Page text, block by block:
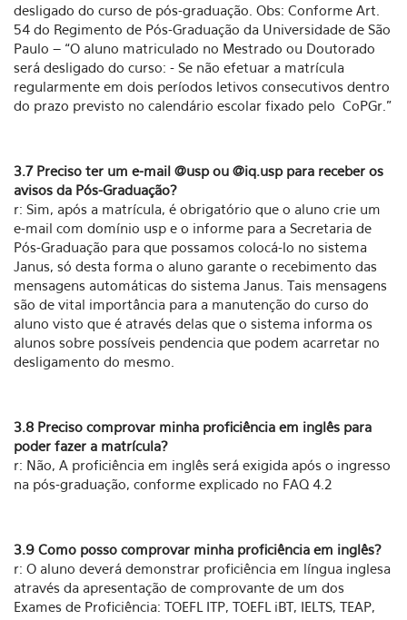
desligado do curso de pós-graduação. Obs: Conforme Art.
54 do Regimento de Pós-Graduação da Universidade de São
Paulo – “O aluno matriculado no Mestrado ou Doutorado
será desligado do curso: - Se não efetuar a matrícula
regularmente em dois períodos letivos consecutivos dentro
do prazo previsto no calendário escolar fixado pelo CoPGr.”
3.7 Preciso ter um e-mail @usp ou @iq.usp para receber os
avisos da Pós-Graduação?
r: Sim, após a matrícula, é obrigatório que o aluno crie um
e-mail com domínio usp e o informe para a Secretaria de
Pós-Graduação para que possamos colocá-lo no sistema
Janus, só desta forma o aluno garante o recebimento das
mensagens automáticas do sistema Janus. Tais mensagens
são de vital importância para a manutenção do curso do
aluno visto que é através delas que o sistema informa os
alunos sobre possíveis pendencia que podem acarretar no
desligamento do mesmo.
3.8 Preciso comprovar minha proficiência em inglês para
poder fazer a matrícula?
r: Não, A proficiência em inglês será exigida após o ingresso
na pós-graduação, conforme explicado no FAQ 4.2
3.9 Como posso comprovar minha proficiência em inglês?
r: O aluno deverá demonstrar proficiência em língua inglesa
através da apresentação de comprovante de um dos
Exames de Proficiência: TOEFL ITP, TOEFL iBT, IELTS, TEAP,